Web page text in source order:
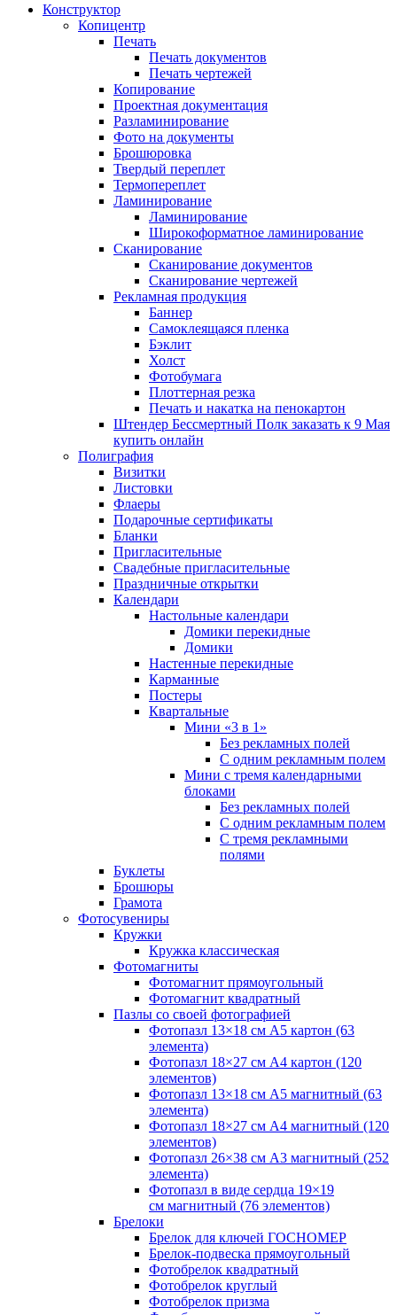
Конструктор
Копицентр
Печать
Печать документов
Печать чертежей
Копирование
Проектная документация
Разламинирование
Фото на документы
Брошюровка
Твердый переплет
Термопереплет
Ламинирование
Ламинирование
Широкоформатное ламинирование
Сканирование
Сканирование документов
Сканирование чертежей
Рекламная продукция
Баннер
Самоклеящаяся пленка
Бэклит
Холст
Фотобумага
Плоттерная резка
Печать и накатка на пенокартон
Штендер Бессмертный Полк заказать к 9 Мая
купить онлайн
Полиграфия
Визитки
Листовки
Флаеры
Подарочные сертификаты
Бланки
Пригласительные
Свадебные пригласительные
Праздничные открытки
Календари
Настольные календари
Домики перекидные
Домики
Настенные перекидные
Карманные
Постеры
Квартальные
Мини «3 в 1»
Без рекламных полей
С одним рекламным полем
Мини с тремя календарными
блоками
Без рекламных полей
С одним рекламным полем
С тремя рекламными
полями
Буклеты
Брошюры
Грамота
Фотосувениры
Кружки
Кружка классическая
Фотомагниты
Фотомагнит прямоугольный
Фотомагнит квадратный
Пазлы со своей фотографией
Фотопазл 13×18 см А5 картон (63
элемента)
Фотопазл 18×27 см А4 картон (120
элементов)
Фотопазл 13×18 см А5 магнитный (63
элемента)
Фотопазл 18×27 см А4 магнитный (120
элементов)
Фотопазл 26×38 см А3 магнитный (252
элемента)
Фотопазл в виде сердца 19×19
см магнитный (76 элементов)
Брелоки
Брелок для ключей ГОСНОМЕР
Брелок-подвеска прямоугольный
Фотобрелок квадратный
Фотобрелок круглый
Фотобрелок призма